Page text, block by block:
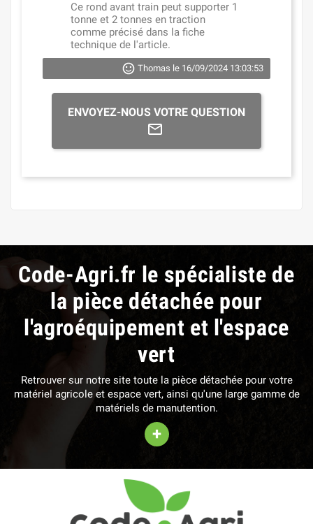
Ce rond avant train peut supporter 1
tonne et 2 tonnes en traction
comme précisé dans la fiche
technique de l'article.
Thomas le 16/09/2024 13:03:53
ENVOYEZ-NOUS VOTRE QUESTION
Code-Agri.fr le spécialiste de
la pièce détachée pour
l'agroéquipement et l'espace
vert
Retrouver sur notre site toute la pièce détachée pour votre
matériel agricole et espace vert, ainsi qu'une large gamme de
matériels de manutention.
+